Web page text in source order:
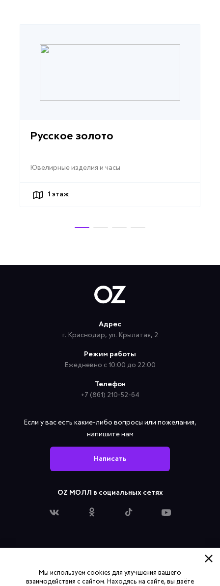
Русское золото
Ювелирные изделия и часы
1 этаж
Адрес
г. Краснодар, ул. Крылатая, 2
Режим работы
Ежедневно с 10:00 до 22:00
Телефон
+7 (861) 210-52-64
Если у вас есть какие-либо вопросы или пожелания,
напишите нам
Написать
OZ МОЛЛ в социальных сетях
Политика конфиденциальности
Согласие на обработку персональных данных
Мы используем cookies для улучшения вашего
взаимодействия с сайтом. Находясь на сайте, вы даёте